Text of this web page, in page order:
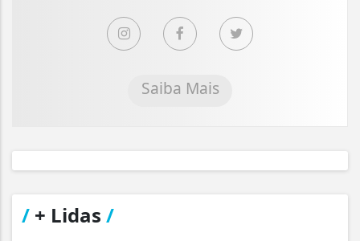
Saiba Mais
/ + Lidas /